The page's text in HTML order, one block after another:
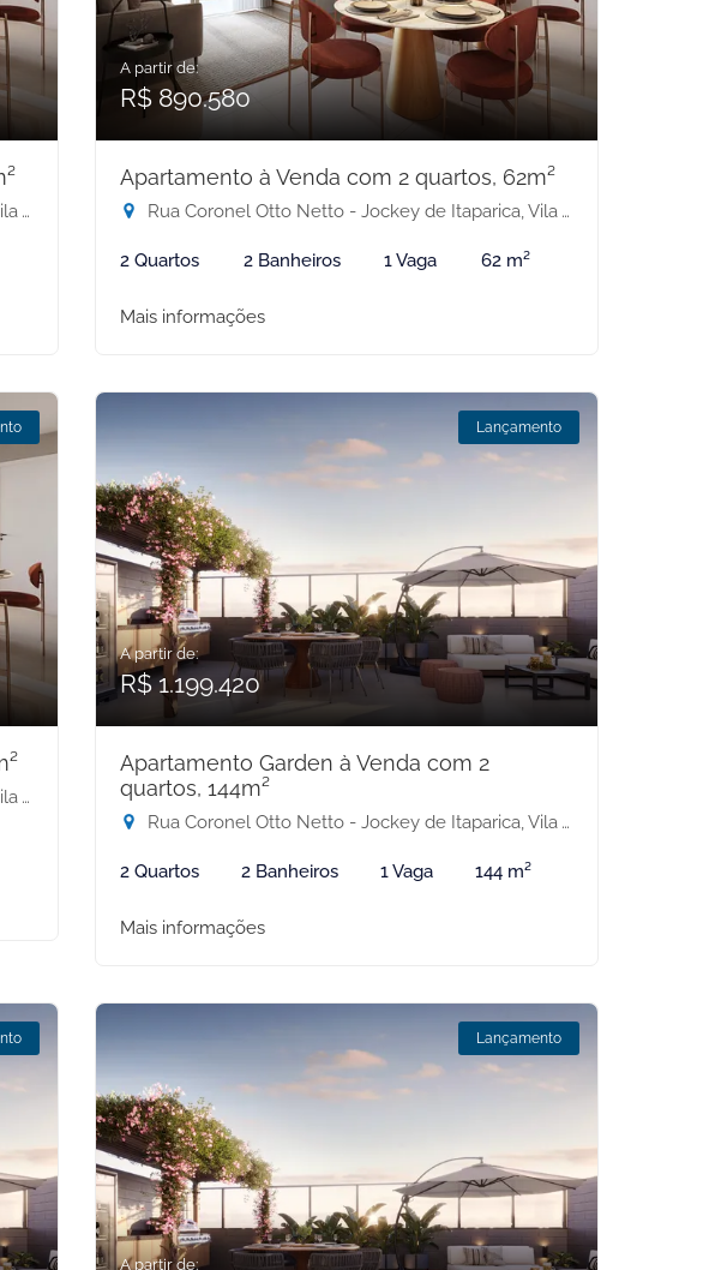
A partir de:
R$ 890.580
Apartamento à Venda com 2 quartos, 62m²
Rua Coronel Otto Netto - Jockey de Itaparica, Vila Velha-ES
2 Quartos 2 Banheiros 1 Vaga 62 m²
Mais informações
Lançamento
A partir de:
R$ 1.199.420
Apartamento Garden à Venda com 2
quartos, 144m²
Rua Coronel Otto Netto - Jockey de Itaparica, Vila Velha-ES
2 Quartos 2 Banheiros 1 Vaga 144 m²
Mais informações
Lançamento
A partir de: